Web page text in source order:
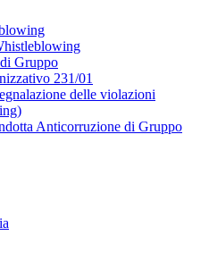
Gruppo
231/01
delle violazioni
Anticorruzione di Gruppo